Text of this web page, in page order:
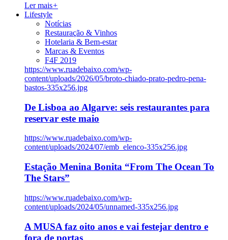
Ler mais+
Lifestyle
Notícias
Restauração & Vinhos
Hotelaria & Bem-estar
Marcas & Eventos
F4F 2019
https://www.ruadebaixo.com/wp-
content/uploads/2026/05/broto-chiado-prato-pedro-pena-
bastos-335x256.jpg
De Lisboa ao Algarve: seis restaurantes para
reservar este maio
https://www.ruadebaixo.com/wp-
content/uploads/2024/07/emb_elenco-335x256.jpg
Estação Menina Bonita “From The Ocean To
The Stars”
https://www.ruadebaixo.com/wp-
content/uploads/2024/05/unnamed-335x256.jpg
A MUSA faz oito anos e vai festejar dentro e
fora de portas